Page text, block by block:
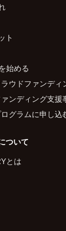
ト
始める
ウドファンディ
ンディング支援
グラムに申し込
ついて
とは